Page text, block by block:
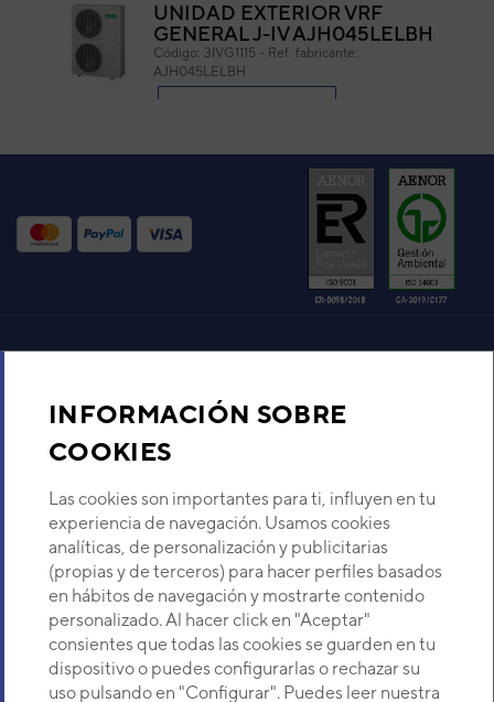
INFORMACIÓN SOBRE
COOKIES
Las cookies son importantes para ti, influyen en tu
experiencia de navegación. Usamos cookies
analíticas, de personalización y publicitarias
(propias y de terceros) para hacer perfiles basados
en hábitos de navegación y mostrarte contenido
personalizado. Al hacer click en "Aceptar"
consientes que todas las cookies se guarden en tu
dispositivo o puedes configurarlas o rechazar su
uso pulsando en "Configurar". Puedes leer nuestra
UNIDAD EXTERIOR VRF
GENERAL J-IV AJH045LELBH
Código: 3IVG1115 - Ref. fabricante:
AJH045LELBH
UNIDAD EXTERIOR VRF
FUJITSU MICRO AIRSTAGE J-
IV AJY045LELBH
Código:
Ref. fabricante:
AJY045LELBH
UNIDAD EXTERIOR VRF
IV AJY054LELBH
Código: 3IVF1116 -Ref. fabricante:
UE MICRO VRF J-III
AJY045LELAH
Código:3IVF1104-Ref. fabricante:
AJY045LELAH
VER DETALLE
Sobre Nosotros
Descubre Eurofred
Dónde Estamos
¿Buscas un servicio técnico?